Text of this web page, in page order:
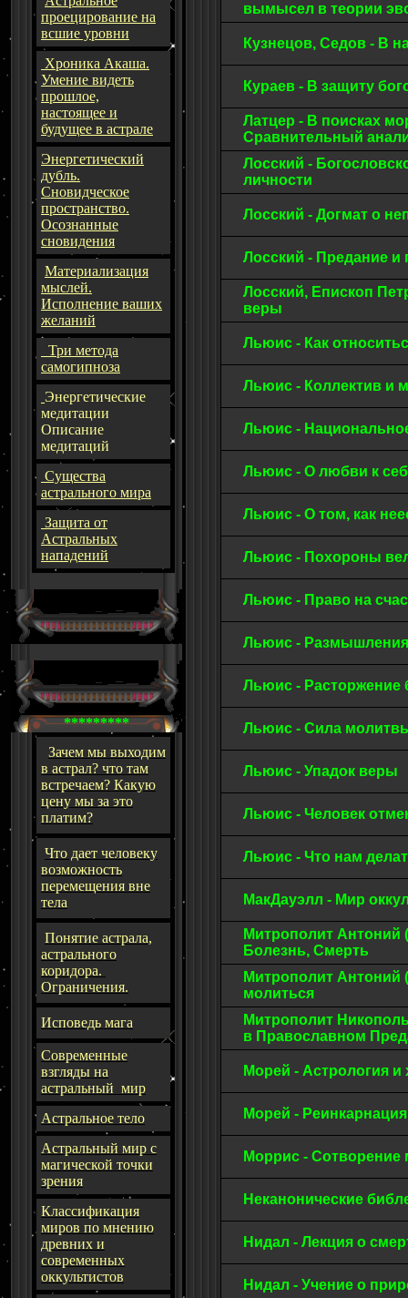
проецирование на
всшие уровни
Хроника Акаша.
Умение видеть
прошлое,
настоящее и
будущее в астрале
Энергетический
дубль.
Сновидческое
пространство.
Осознанные
сновидения
Материализация
мыслей.
Исполнение ваших
желаний
Три метода
самогипноза
Энергетические
медитации
Описание
медитаций
Существа
астрального мира
Защита от
Астральных
нападений
*********
Зачем мы выходим
в астрал? что там
встречаем? Какую
цену мы за это
платим?
Что дает человеку
возможность
перемещения вне
тела
Понятие астрала,
астрального
коридора.
Ограничения.
Исповедь мага
Современные
взгляды на
астральный мир
Астральное тело
Астральный мир с
магической точки
зрения
Классификация
миров по мнению
древних и
современных
оккультистов
вымысел в теории
Кузнецов, Седов - В
Кураев - В защиту
Латцер - В поисках
Сравнительный
Лосский -
личности
Лосский - Догмат о
Лосский - Предание
Лосский, Епископ
веры
Льюис - Как
Льюис - Коллектив и
Льюис -
Льюис - О любви к
Льюис - О том, как
Льюис - Похороны
Льюис - Право на
Льюис -
Льюис - Расторжение
Льюис - Сила
Льюис - Упадок веры
Льюис - Человек
Льюис - Что нам
МакДауэлл - Мир
Митрополит Антоний
Болезнь, Смерть
Митрополит Антоний
молиться
Митрополит
в Православном
Морей - Астрология
Морей -
Моррис -
Неканонические
Нидал - Лекция о
Нидал - Учение о